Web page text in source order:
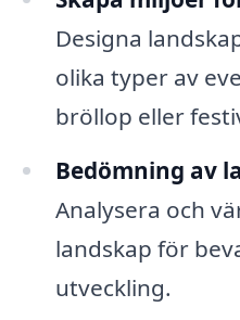
Designa
olika typer av
bröllop eller
Bedömning av
Analysera och
landskap för
utveckling.